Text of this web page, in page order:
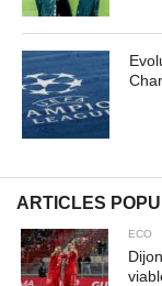
ARTICLES
ECO